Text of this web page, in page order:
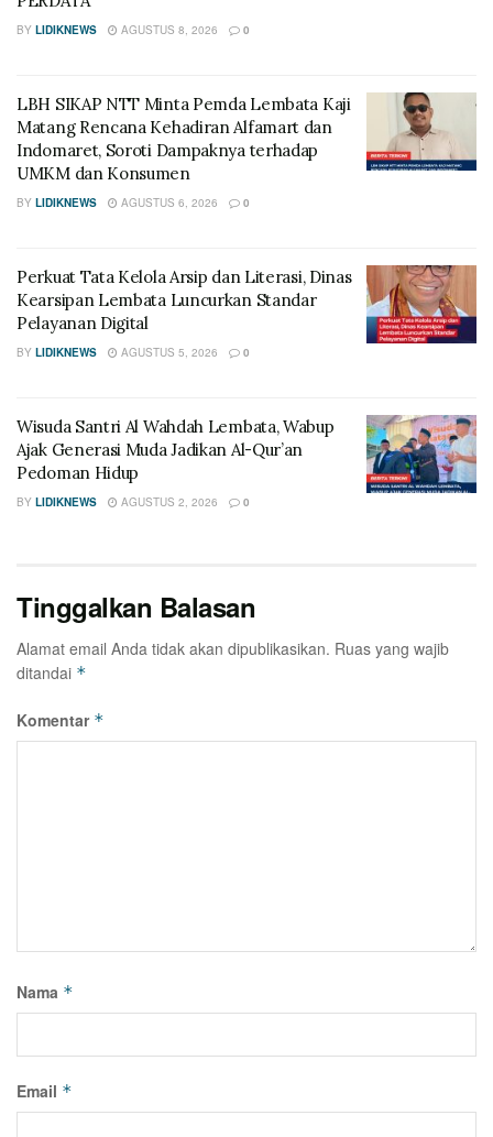
BY LIDIKNEWS AGUSTUS 8, 2026 0
LBH SIKAP NTT Minta Pemda Lembata Kaji
Matang Rencana Kehadiran Alfamart dan
Indomaret, Soroti Dampaknya terhadap
UMKM dan Konsumen
BY LIDIKNEWS AGUSTUS 6, 2026 0
Perkuat Tata Kelola Arsip dan Literasi, Dinas
Kearsipan Lembata Luncurkan Standar
Pelayanan Digital
BY LIDIKNEWS AGUSTUS 5, 2026 0
Wisuda Santri Al Wahdah Lembata, Wabup
Ajak Generasi Muda Jadikan Al-Qur’an
Pedoman Hidup
BY LIDIKNEWS AGUSTUS 2, 2026 0
Tinggalkan Balasan
Alamat email Anda tidak akan dipublikasikan. Ruas yang wajib
ditandai *
Komentar *
Nama *
Email *